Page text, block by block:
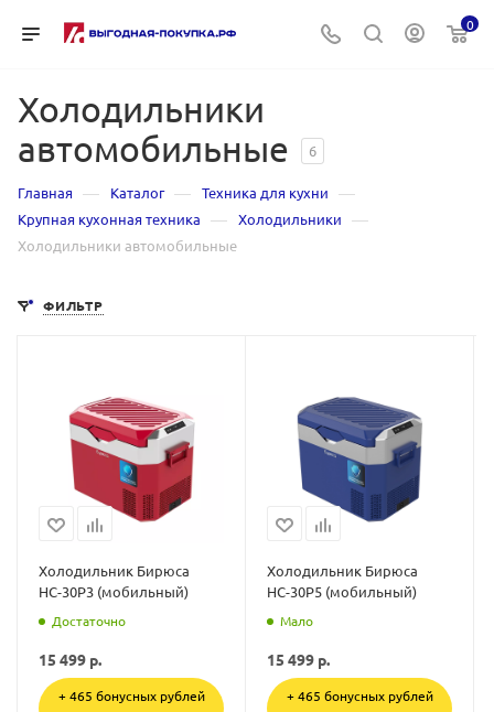
0
Холодильники
автомобильные
6
Главная — Каталог — Техника для кухни —
Крупная кухонная техника — Холодильники —
Холодильники автомобильные
ФИЛЬТР
Холодильник Бирюса
НС-30Р3 (мобильный)
Достаточно
15 499 р.
+ 465 бонусных рублей
Холодильник Бирюса
НС-30Р5 (мобильный)
Мало
15 499 р.
+ 465 бонусных рублей